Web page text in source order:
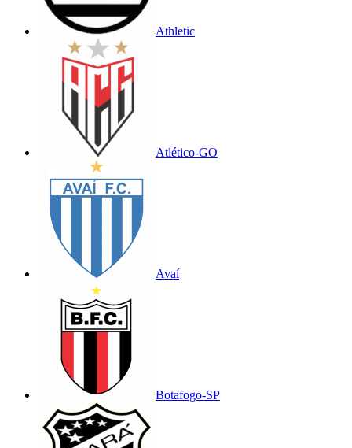
Athletic
Atlético-GO
Avaí
Botafogo-SP